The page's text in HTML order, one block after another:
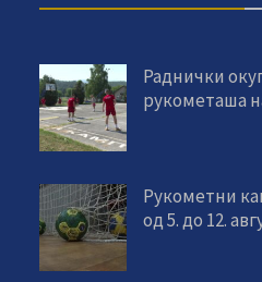
Раднички
рукометаша
Рукометни
од 5. до 12.